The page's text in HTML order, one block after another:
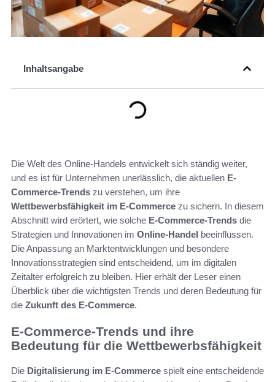
Inhaltsangabe
Die Welt des Online-Handels entwickelt sich ständig weiter,
und es ist für Unternehmen unerlässlich, die aktuellen E-
Commerce-Trends zu verstehen, um ihre
Wettbewerbsfähigkeit im E-Commerce zu sichern. In diesem
Abschnitt wird erörtert, wie solche E-Commerce-Trends die
Strategien und Innovationen im Online-Handel beeinflussen.
Die Anpassung an Marktentwicklungen und besondere
Innovationsstrategien sind entscheidend, um im digitalen
Zeitalter erfolgreich zu bleiben. Hier erhält der Leser einen
Überblick über die wichtigsten Trends und deren Bedeutung für
die Zukunft des E-Commerce.
E-Commerce-Trends und ihre
Bedeutung für die Wettbewerbsfähigkeit
Die Digitalisierung im E-Commerce spielt eine entscheidende